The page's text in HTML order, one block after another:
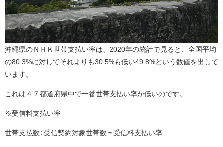
沖縄県のＮＨＫ世帯支払い率は、2020年の統計で見ると、全国平均
の80.3%に対してそれよりも30.5%も低い49.8%という数値を出して
います。
これは４７都道府県中で一番世帯支払い率が低いのです。
※受信料支払い率
世帯支払数÷受信契約対象世帯数＝受信料支払い率